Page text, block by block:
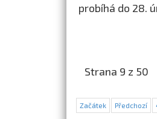
probíhá do 28.
Strana 9 z 50
Začátek Předchozí